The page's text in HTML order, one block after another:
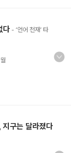
다 - ‘언어 천재’ 타
구는 달라졌다